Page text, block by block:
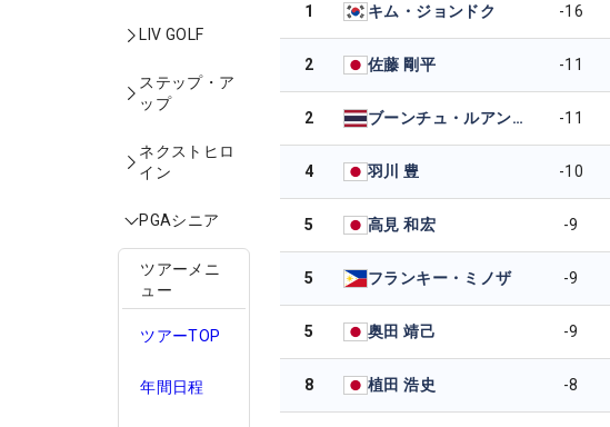
LIV GOLF
ステップ・ア
ップ
ネクストヒロ
イン
PGAシニア
ツアーメニ
ュー
ツアーTOP
年間日程
1 キム・ジョンドク -16
2 佐藤 剛平 -11
2 ブーンチュ・ルアンキット -11
4 羽川 豊 -10
5 高見 和宏 -9
5 フランキー・ミノザ -9
5 奥田 靖己 -9
8 植田 浩史 -8